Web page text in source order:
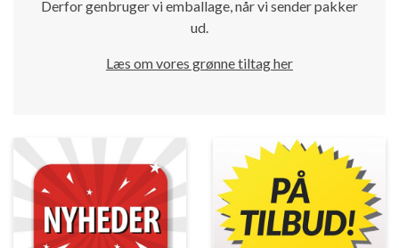
Derfor genbruger vi emballage, når vi sender pakker
ud.
Læs om vores grønne tiltag her